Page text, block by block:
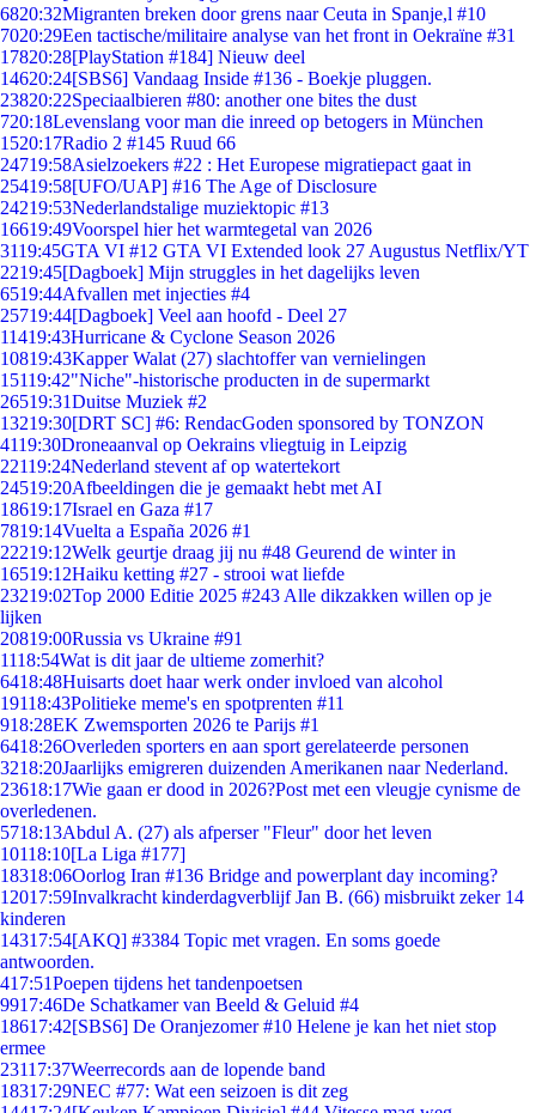
6820:32Migranten breken door grens naar Ceuta in Spanje,l #10
7020:29Een tactische/militaire analyse van het front in Oekraïne #31
17820:28[PlayStation #184] Nieuw deel
14620:24[SBS6] Vandaag Inside #136 - Boekje pluggen.
23820:22Speciaalbieren #80: another one bites the dust
720:18Levenslang voor man die inreed op betogers in München
1520:17Radio 2 #145 Ruud 66
24719:58Asielzoekers #22 : Het Europese migratiepact gaat in
25419:58[UFO/UAP] #16 The Age of Disclosure
24219:53Nederlandstalige muziektopic #13
16619:49Voorspel hier het warmtegetal van 2026
3119:45GTA VI #12 GTA VI Extended look 27 Augustus Netflix/YT
2219:45[Dagboek] Mijn struggles in het dagelijks leven
6519:44Afvallen met injecties #4
25719:44[Dagboek] Veel aan hoofd - Deel 27
11419:43Hurricane & Cyclone Season 2026
10819:43Kapper Walat (27) slachtoffer van vernielingen
15119:42"Niche"-historische producten in de supermarkt
26519:31Duitse Muziek #2
13219:30[DRT SC] #6: RendacGoden sponsored by TONZON
4119:30Droneaanval op Oekrains vliegtuig in Leipzig
22119:24Nederland stevent af op watertekort
24519:20Afbeeldingen die je gemaakt hebt met AI
18619:17Israel en Gaza #17
7819:14Vuelta a España 2026 #1
22219:12Welk geurtje draag jij nu #48 Geurend de winter in
16519:12Haiku ketting #27 - strooi wat liefde
23219:02Top 2000 Editie 2025 #243 Alle dikzakken willen op je
lijken
20819:00Russia vs Ukraine #91
1118:54Wat is dit jaar de ultieme zomerhit?
6418:48Huisarts doet haar werk onder invloed van alcohol
19118:43Politieke meme's en spotprenten #11
918:28EK Zwemsporten 2026 te Parijs #1
6418:26Overleden sporters en aan sport gerelateerde personen
3218:20Jaarlijks emigreren duizenden Amerikanen naar Nederland.
23618:17Wie gaan er dood in 2026?Post met een vleugje cynisme de
overledenen.
5718:13Abdul A. (27) als afperser "Fleur" door het leven
10118:10[La Liga #177]
18318:06Oorlog Iran #136 Bridge and powerplant day incoming?
12017:59Invalkracht kinderdagverblijf Jan B. (66) misbruikt zeker 14
kinderen
14317:54[AKQ] #3384 Topic met vragen. En soms goede
antwoorden.
417:51Poepen tijdens het tandenpoetsen
9917:46De Schatkamer van Beeld & Geluid #4
18617:42[SBS6] De Oranjezomer #10 Helene je kan het niet stop
ermee
23117:37Weerrecords aan de lopende band
18317:29NEC #77: Wat een seizoen is dit zeg